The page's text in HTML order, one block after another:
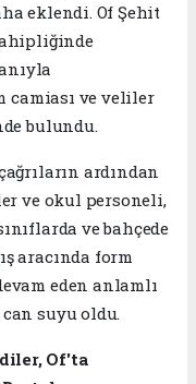
eklendi. Of Şehit
ve veliler
bulundu.
ardından
ve okul personeli,
ve bahçede
aracında form
eden anlamlı
suyu oldu.
Of'ta